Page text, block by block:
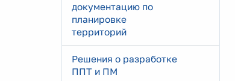
документацию по
планировке
территорий
Решения о разработке
ППТ и ПМ